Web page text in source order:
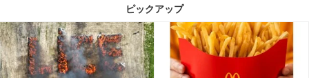
ピックアップ
記事を読む